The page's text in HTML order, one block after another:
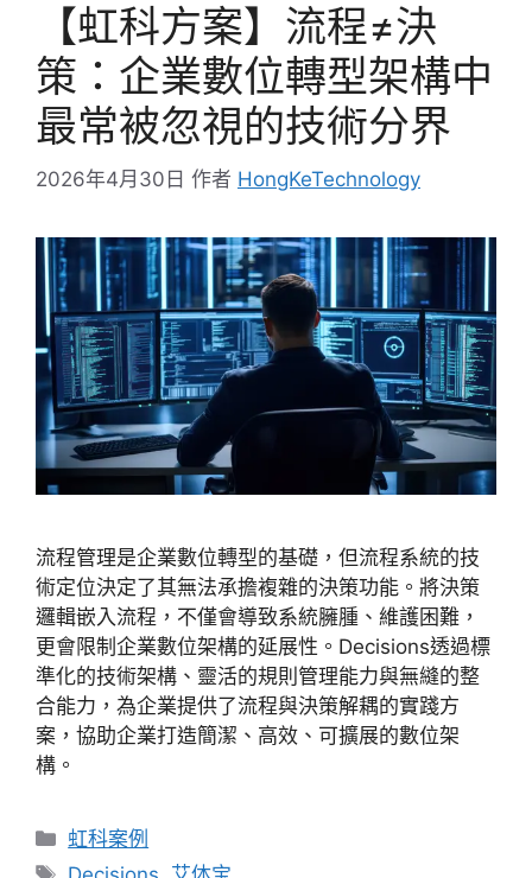
【虹科方案】流程≠決
策：企業數位轉型架構中
最常被忽視的技術分界
2026年4月30日 作者 HongKeTechnology
流程管理是企業數位轉型的基礎，但流程系統的技
術定位決定了其無法承擔複雜的決策功能。將決策
邏輯嵌入流程，不僅會導致系統臃腫、維護困難，
更會限制企業數位架構的延展性。Decisions透過標
準化的技術架構、靈活的規則管理能力與無縫的整
合能力，為企業提供了流程與決策解耦的實踐方
案，協助企業打造簡潔、高效、可擴展的數位架
構。
虹科案例